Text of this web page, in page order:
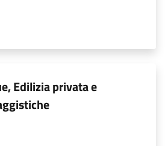
Edilizia privata e